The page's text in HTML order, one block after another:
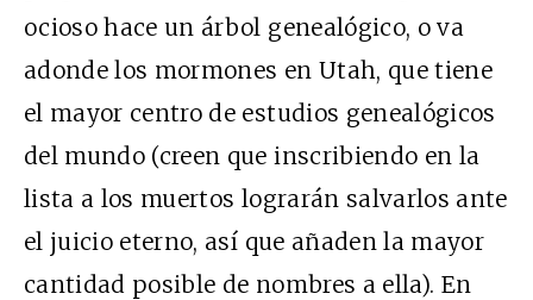
ocioso hace un árbol genealógico, o va
adonde los mormones en Utah, que tiene
el mayor centro de estudios genealógicos
del mundo (creen que inscribiendo en la
lista a los muertos lograrán salvarlos ante
el juicio eterno, así que añaden la mayor
cantidad posible de nombres a ella). En